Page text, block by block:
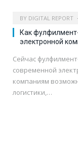
BY DIGITAL REPORT
Как
электронной
Сейчас
современной
компаниям
логистики,…